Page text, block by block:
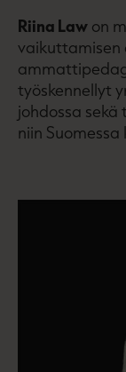
Riina Law on
vaikuttamisen
työskennellyt
johdossa
niin